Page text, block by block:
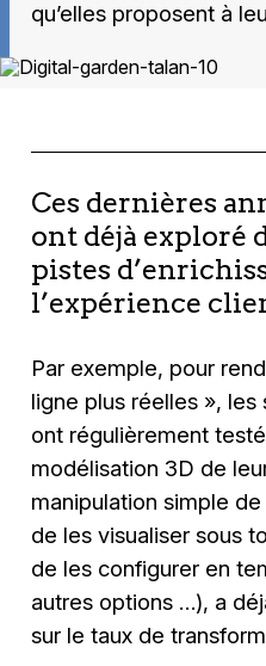
qu’elles proposent à
Ces dernières
ont déjà exploré
pistes
l’expérience
Par exemple, pour
ligne plus réelles »,
ont régulièrement testé
modélisation 3D de
manipulation simple
de les visualiser sous
de les configurer en
autres options …), a
sur le taux de